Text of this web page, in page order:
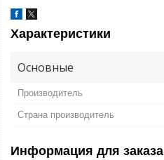
Характеристики
Основные
Производитель
Страна производитель
Информация для заказа